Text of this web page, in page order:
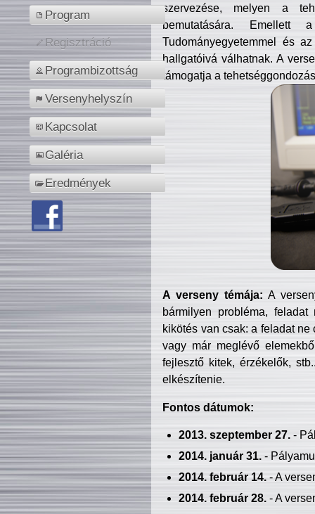
Program
Regisztráció
Programbizottság
Versenyhelyszín
Kapcsolat
Galéria
Eredmények
szervezése, melyen a
bemutatására. Emellett
Tudományegyetemmel és
hallgatóivá válhatnak. A
támogatja a
A verseny témája: A
bármilyen probléma, feladat
kikötés van csak: a feladat
vagy már meglévő
fejlesztő kitek, érzékelők,
elkészítenie.
Fontos dátumok:
2013. szeptember 27.-
2014. január 31.-
2014. február 14.- A
2014. február 28.- A